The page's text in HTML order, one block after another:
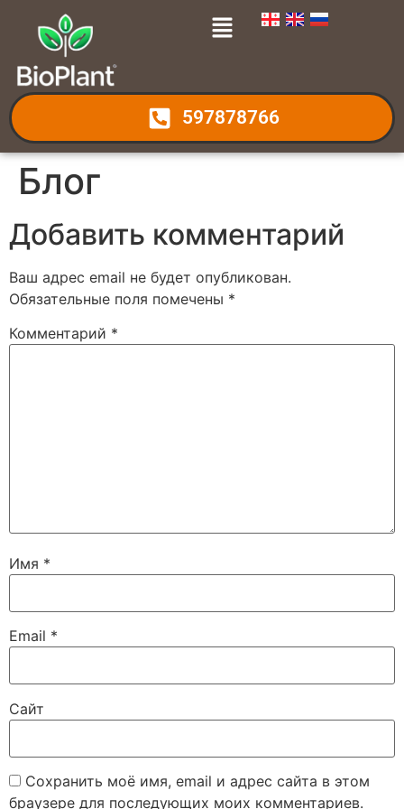
597878766
Блог
Добавить комментарий
Ваш адрес email не будет опубликован.
Обязательные поля помечены *
Комментарий *
Имя *
Email *
Сайт
Сохранить моё имя, email и адрес сайта в этом
браузере для последующих моих комментариев.